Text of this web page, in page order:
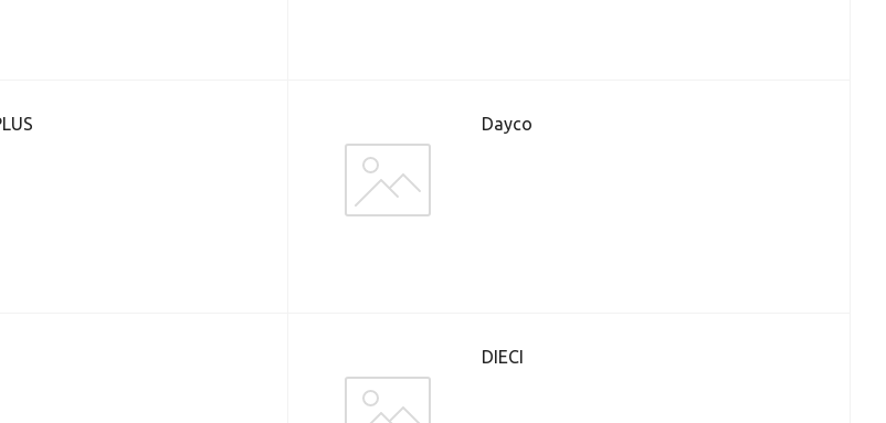
Dayco
DIECI